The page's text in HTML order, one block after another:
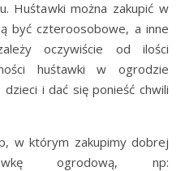
Huśtawki można zakupić w
być czteroosobowe, a inne
oczywiście od ilości
huśtawki w ogrodzie
i dać się ponieść chwili
w którym zakupimy dobrej
ogrodową, np: